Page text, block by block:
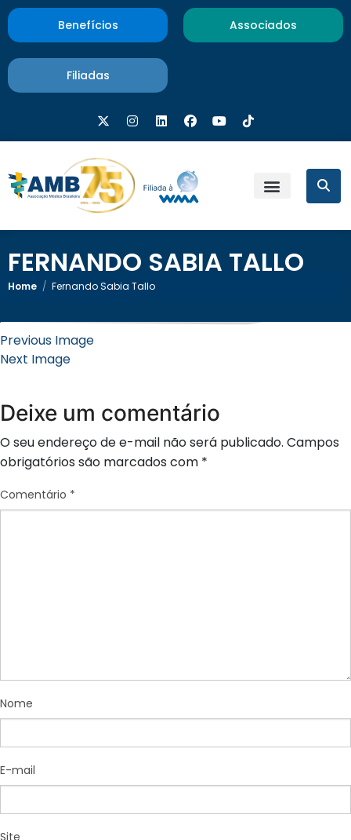
Benefícios Associados
Filiadas
FERNANDO SABIA TALLO
Home / Fernando Sabia Tallo
Previous Image
Next Image
Deixe um comentário
O seu endereço de e-mail não será publicado. Campos
obrigatórios são marcados com *
Comentário *
Nome
E-mail